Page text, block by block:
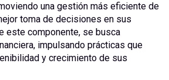
una gestión más eficiente de
toma de decisiones en sus
este componente, se busca
impulsando prácticas que
y crecimiento de sus